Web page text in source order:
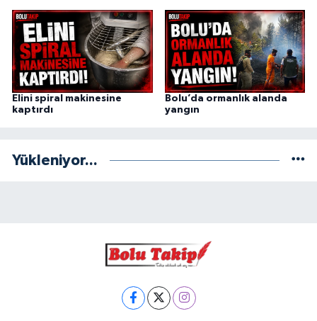
Elini spiral makinesine
kaptırdı
Bolu’da ormanlık alanda
yangın
Yükleniyor...